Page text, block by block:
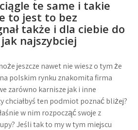
te same i takie
to jest to bez
także i dla ciebie do
najszybciej
jeszcze nawet nie wiesz o tym że
polskim rynku znakomita firma
zarówno karnisze jak i inne
chciałbyś ten podmiot poznać bliżej?
w nim rozpocząć swoje z
Jeśli tak to my w tym miejscu